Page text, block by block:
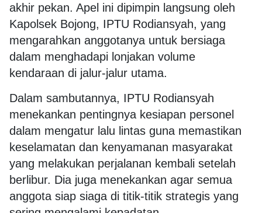
akhir pekan. Apel ini dipimpin langsung oleh
Kapolsek Bojong, IPTU Rodiansyah, yang
mengarahkan anggotanya untuk bersiaga
dalam menghadapi lonjakan volume
kendaraan di jalur-jalur utama.
Dalam sambutannya, IPTU Rodiansyah
menekankan pentingnya kesiapan personel
dalam mengatur lalu lintas guna memastikan
keselamatan dan kenyamanan masyarakat
yang melakukan perjalanan kembali setelah
berlibur. Dia juga menekankan agar semua
anggota siap siaga di titik-titik strategis yang